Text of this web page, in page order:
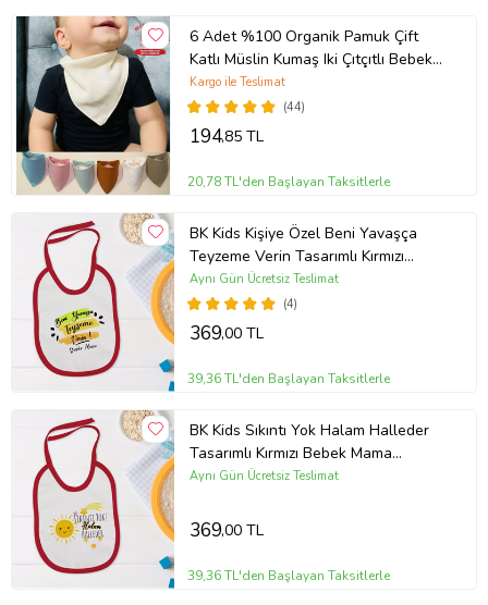
6 Adet %100 Organik Pamuk Çift
Katlı Müslin Kumaş Iki Çıtçıtlı Bebek
Salya Önlük Fular (Karışık)
(44)
Kargo ile Teslimat
194,85 TL
20,78 TL'den Başlayan Taksitlerle
BK Kids Kişiye Özel Beni Yavaşça
Teyzeme Verin Tasarımlı Kırmızı
Bebek Mama Önlüğü-1
(4)
Aynı Gün Ücretsiz Teslimat
369,00 TL
39,36 TL'den Başlayan Taksitlerle
BK Kids Sıkıntı Yok Halam Halleder
Tasarımlı Kırmızı Bebek Mama
Önlüğü-1
Aynı Gün Ücretsiz Teslimat
369,00 TL
39,36 TL'den Başlayan Taksitlerle